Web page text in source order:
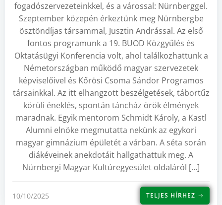
fogadószervezeteinkkel, és a várossal: Nürnberggel.
Szeptember közepén érkeztünk meg Nürnbergbe
ösztöndíjas társammal, Jusztin Andrással. Az első
fontos programunk a 19. BUOD Közgyűlés és
Oktatásügyi Konferencia volt, ahol találkozhattunk a
Németországban működő magyar szervezetek
képviselőivel és Kőrösi Csoma Sándor Programos
társainkkal. Az itt elhangzott beszélgetések, tábortűz
körüli éneklés, spontán táncház örök élmények
maradnak. Egyik mentorom Schmidt Károly, a Kastl
Alumni elnöke megmutatta nekünk az egykori
magyar gimnázium épületét a várban. A séta során
diákéveinek anekdotáit hallgathattuk meg. A
Nürnbergi Magyar Kultúregyesület oldaláról […]
10/10/2025 TELJES HÍRHEZ